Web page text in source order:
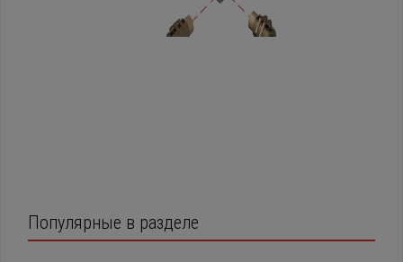
Популярные в разделе